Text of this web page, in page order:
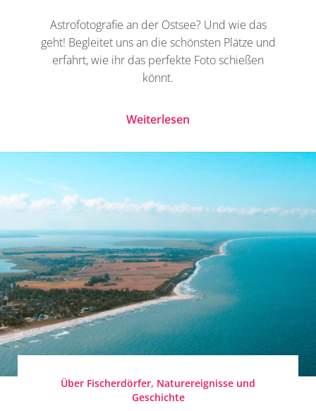
Astrofotografie an der Ostsee? Und wie das
geht! Begleitet uns an die schönsten Plätze und
erfahrt, wie ihr das perfekte Foto schießen
könnt.
Weiterlesen
Über Fischerdörfer, Naturereignisse und
Geschichte